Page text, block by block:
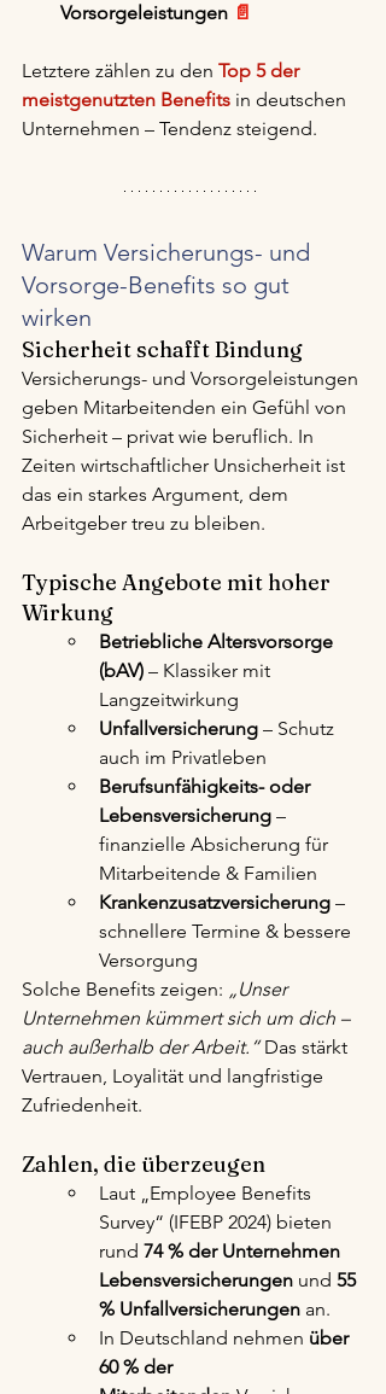
Vorsorgeleistungen 📄
Letztere zählen zu den Top 5 der
meistgenutzten Benefits in deutschen
Unternehmen – Tendenz steigend.
Warum Versicherungs- und
Vorsorge-Benefits so gut
wirken
Sicherheit schafft Bindung
Versicherungs- und Vorsorgeleistungen
geben Mitarbeitenden ein Gefühl von
Sicherheit – privat wie beruflich. In
Zeiten wirtschaftlicher Unsicherheit ist
das ein starkes Argument, dem
Arbeitgeber treu zu bleiben.
Typische Angebote mit hoher
Wirkung
Betriebliche Altersvorsorge
(bAV) – Klassiker mit
Langzeitwirkung
Unfallversicherung – Schutz
auch im Privatleben
Berufsunfähigkeits- oder
Lebensversicherung –
finanzielle Absicherung für
Mitarbeitende & Familien
Krankenzusatzversicherung –
schnellere Termine & bessere
Versorgung
Solche Benefits zeigen: „Unser
Unternehmen kümmert sich um dich –
auch außerhalb der Arbeit.“ Das stärkt
Vertrauen, Loyalität und langfristige
Zufriedenheit.
Zahlen, die überzeugen
Laut „Employee Benefits
Survey“ (IFEBP 2024) bieten
rund 74 % der Unternehmen
Lebensversicherungen und 55
% Unfallversicherungen an.
In Deutschland nehmen über
60 % der